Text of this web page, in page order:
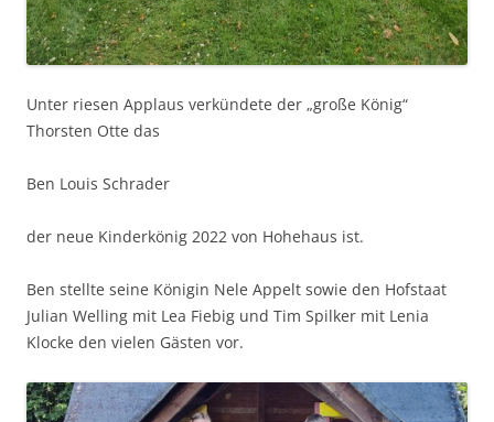
Unter riesen Applaus verkündete der „große König“
Thorsten Otte das
Ben Louis Schrader
der neue Kinderkönig 2022 von Hohehaus ist.
Ben stellte seine Königin Nele Appelt sowie den Hofstaat
Julian Welling mit Lea Fiebig und Tim Spilker mit Lenia
Klocke den vielen Gästen vor.